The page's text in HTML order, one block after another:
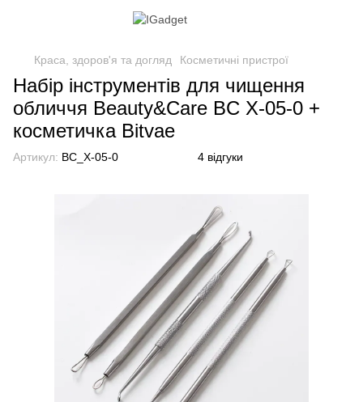
Краса, здоров'я та догляд Косметичні пристрої
Набір інструментів для чищення
обличчя Beauty&Care BC X-05-0 +
косметичка Bitvae
Артикул: BC_X-05-0 4 відгуки